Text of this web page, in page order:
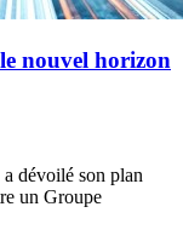
nouvel horizon
dévoilé son plan
un Groupe